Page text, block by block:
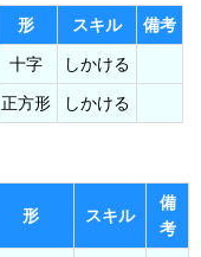
形 スキル 備考
十字 しかける
正方形 しかける
形 スキル
備
考